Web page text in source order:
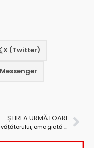
X (Twitter)
ȘTIREA URMĂTOARE
Ziua Învățătorului, omagiată la Centrul Cultural Mioveni